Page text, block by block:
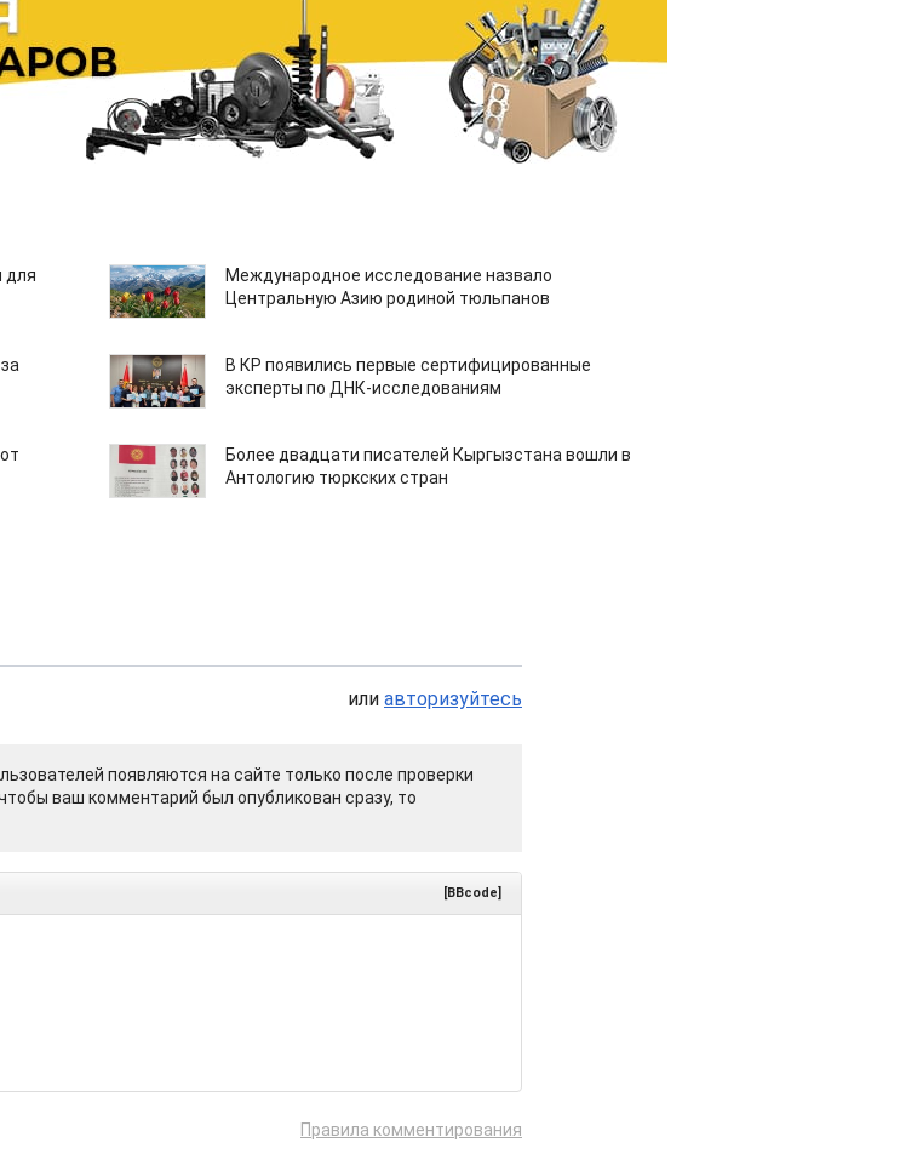
для
Международное исследование назвало
Центральную Азию родиной тюльпанов
В КР появились первые сертифицированные
эксперты по ДНК-исследованиям
Более двадцати писателей Кыргызстана вошли в
Антологию тюркских стран
или авторизуйтесь
появляются на сайте только после проверки
ваш комментарий был опубликован сразу, то
[BBcode]
Правила комментирования